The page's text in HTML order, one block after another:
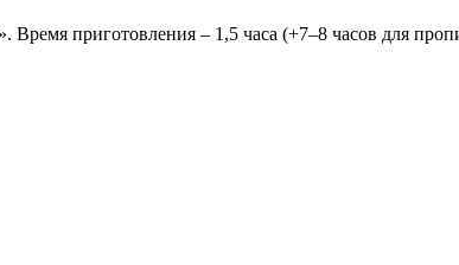
приготовления – 1,5 часа (+7–8 часов для